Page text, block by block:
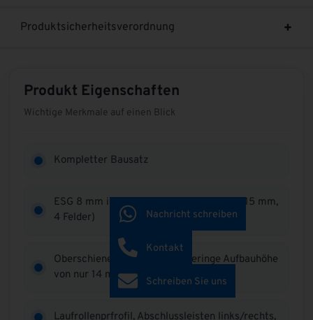
Produktsicherheitsverordnung
Produkt Eigenschaften
Wichtige Merkmale auf einen Blick
Kompletter Bausatz
ESG 8 mm in klar LOFT-Design (Streifen 15 mm,
4 Felder)
Oberschiene, Unterschiene (geringe Aufbauhöhe
von nur 14 mm),
Laufrollenprfrofil, Abschlussleisten links/rechts,
Nachricht schreiben
Kontakt
Schreiben Sie uns